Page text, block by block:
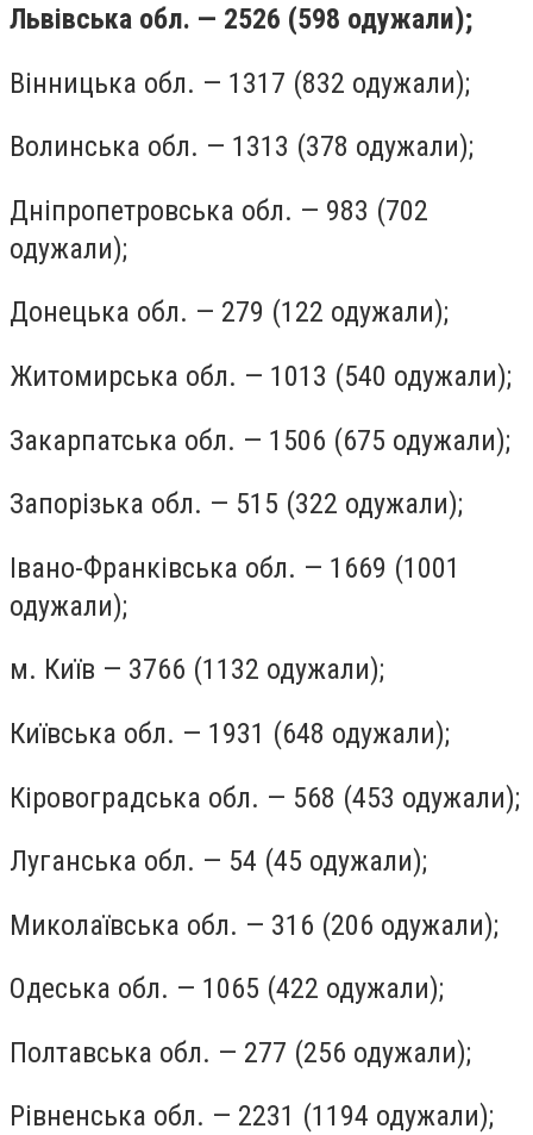
Львівська обл. — 2526 (598 одужали);
Вінницька обл. — 1317 (832 одужали);
Волинська обл. — 1313 (378 одужали);
Дніпропетровська обл. — 983 (702
одужали);
Донецька обл. — 279 (122 одужали);
Житомирська обл. — 1013 (540 одужали);
Закарпатська обл. — 1506 (675 одужали);
Запорізька обл. — 515 (322 одужали);
Івано-Франківська обл. — 1669 (1001
одужали);
м. Київ — 3766 (1132 одужали);
Київська обл. — 1931 (648 одужали);
Кіровоградська обл. — 568 (453 одужали);
Луганська обл. — 54 (45 одужали);
Миколаївська обл. — 316 (206 одужали);
Одеська обл. — 1065 (422 одужали);
Полтавська обл. — 277 (256 одужали);
Рівненська обл. — 2231 (1194 одужали);